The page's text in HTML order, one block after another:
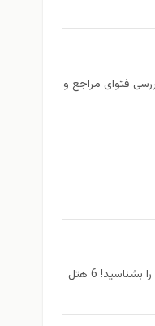
فتوای مراجع و
بهترین هتل تهران برای ماه عسل را بشناسید! 6 هتل